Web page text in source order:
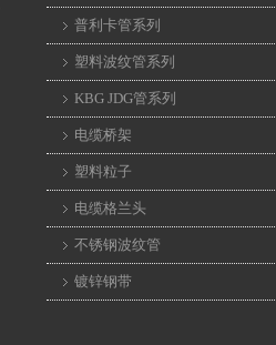
普利卡管系列
塑料波纹管系列
KBG JDG管系列
电缆桥架
塑料粒子
电缆格兰头
不锈钢波纹管
镀锌钢带